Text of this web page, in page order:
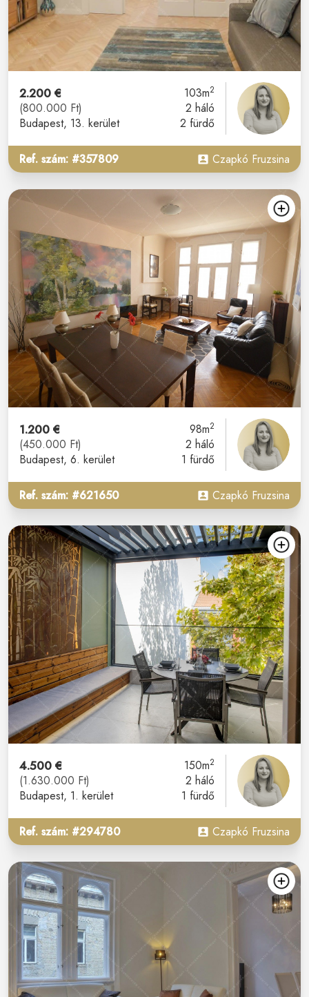
2.200 €
(800.000 Ft)
Budapest, 13. kerület
103m2
2 háló
2 fürdő
Ref. szám: #357809 Czapkó Fruzsina
1.200 €
(450.000 Ft)
Budapest, 6. kerület
98m2
2 háló
1 fürdő
Ref. szám: #621650 Czapkó Fruzsina
4.500 €
(1.630.000 Ft)
Budapest, 1. kerület
150m2
2 háló
1 fürdő
Ref. szám: #294780 Czapkó Fruzsina